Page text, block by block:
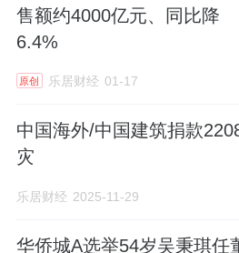
售额约4000亿元、同比降
6.4%
原创 乐居财经 01-17
中国海外/中国建筑捐款
灾
乐居财经 2025-11-29
华侨城A选举54岁吴秉琪任